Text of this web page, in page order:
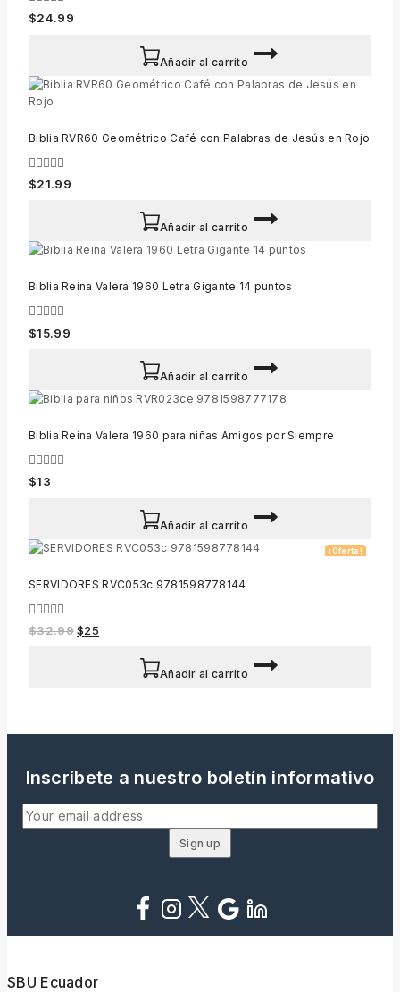
0
out
$24.99
Añadir al carrito
Biblia RVR60 Geométrico Café con Palabras de Jesús en Rojo
0
out
$21.99
Añadir al carrito
Biblia Reina Valera 1960 Letra Gigante 14 puntos
0
out
$15.99
Añadir al carrito
Biblia Reina Valera 1960 para niñas Amigos por Siempre
0
out
$13
Añadir al carrito
¡Oferta!
SERVIDORES RVC053c 9781598778144
0
out
$32.99 $25
Añadir al carrito
Inscríbete a nuestro boletín informativo
SBU Ecuador